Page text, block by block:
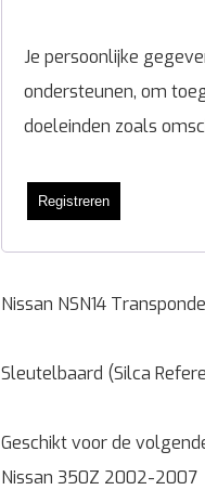
Je persoonlijke
ondersteunen, om
doeleinden zoals
Registreren
Nissan NSN14
Sleutelbaard (Silca
Geschikt voor de
Nissan 350Z 2002-2007